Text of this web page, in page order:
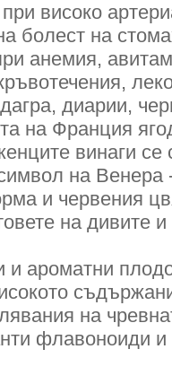
високо
болест на
анемия,
диарии,
на Франция
винаги се
на Венера
и червения
на дивите
и ароматни
на
флавоноиди